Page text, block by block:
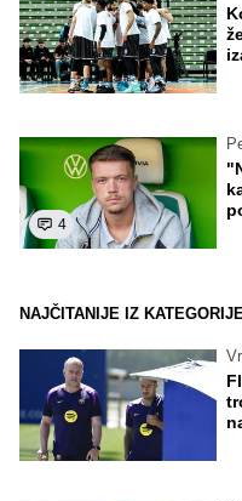
4
NAJČITANIJE IZ